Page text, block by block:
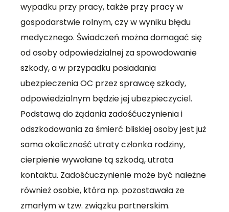
wypadku przy pracy, także przy pracy w
gospodarstwie rolnym, czy w wyniku błędu
medycznego. Świadczeń można domagać się
od osoby odpowiedzialnej za spowodowanie
szkody, a w przypadku posiadania
ubezpieczenia OC przez sprawcę szkody,
odpowiedzialnym będzie jej ubezpieczyciel.
Podstawą do żądania zadośćuczynienia i
odszkodowania za śmierć bliskiej osoby jest już
sama okoliczność utraty członka rodziny,
cierpienie wywołane tą szkodą, utrata
kontaktu. Zadośćuczynienie może być należne
również osobie, która np. pozostawała ze
zmarłym w tzw. związku partnerskim.